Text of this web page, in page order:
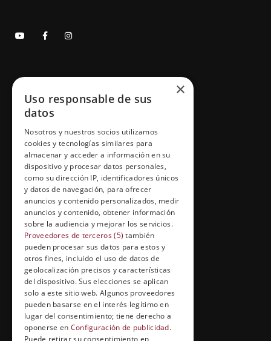
GRUPO ESNECA TV
Inicio
Información Legal
Política de Cookies
FORMACIÓN Y ENTRETENIMIENTO
Formación abierta
Cuídate con Grupo Esneca
Entrevistas profesionales
EL RINCÓN DEL ALUMNO
×
Uso responsable de sus
datos
Nosotros y nuestros socios utilizamos
cookies y tecnologías similares para
almacenar y acceder a información en su
dispositivo y procesar datos personales,
como su dirección IP, identificadores únicos
y datos de navegación, para ofrecer
anuncios y contenido personalizados, medir
anuncios y contenido, obtener información
sobre la audiencia y mejorar los servicios.
Proveedores de terceros (5) también
pueden procesar sus datos para estos y
otros fines, incluido el uso de datos de
geolocalización precisos y características
del dispositivo. Sus elecciones se aplican
solo a este sitio web. Algunos proveedores
pueden basarse en el interés legítimo en
lugar del consentimiento; tiene derecho a
oponerse en Configuración de publicidad.
Puede retirar su consentimiento en